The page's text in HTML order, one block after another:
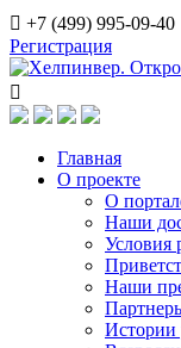
+7 (499) 995-09-40
Регистрация
Главная
О проекте
О
Наши
Условия
Наши
Истории